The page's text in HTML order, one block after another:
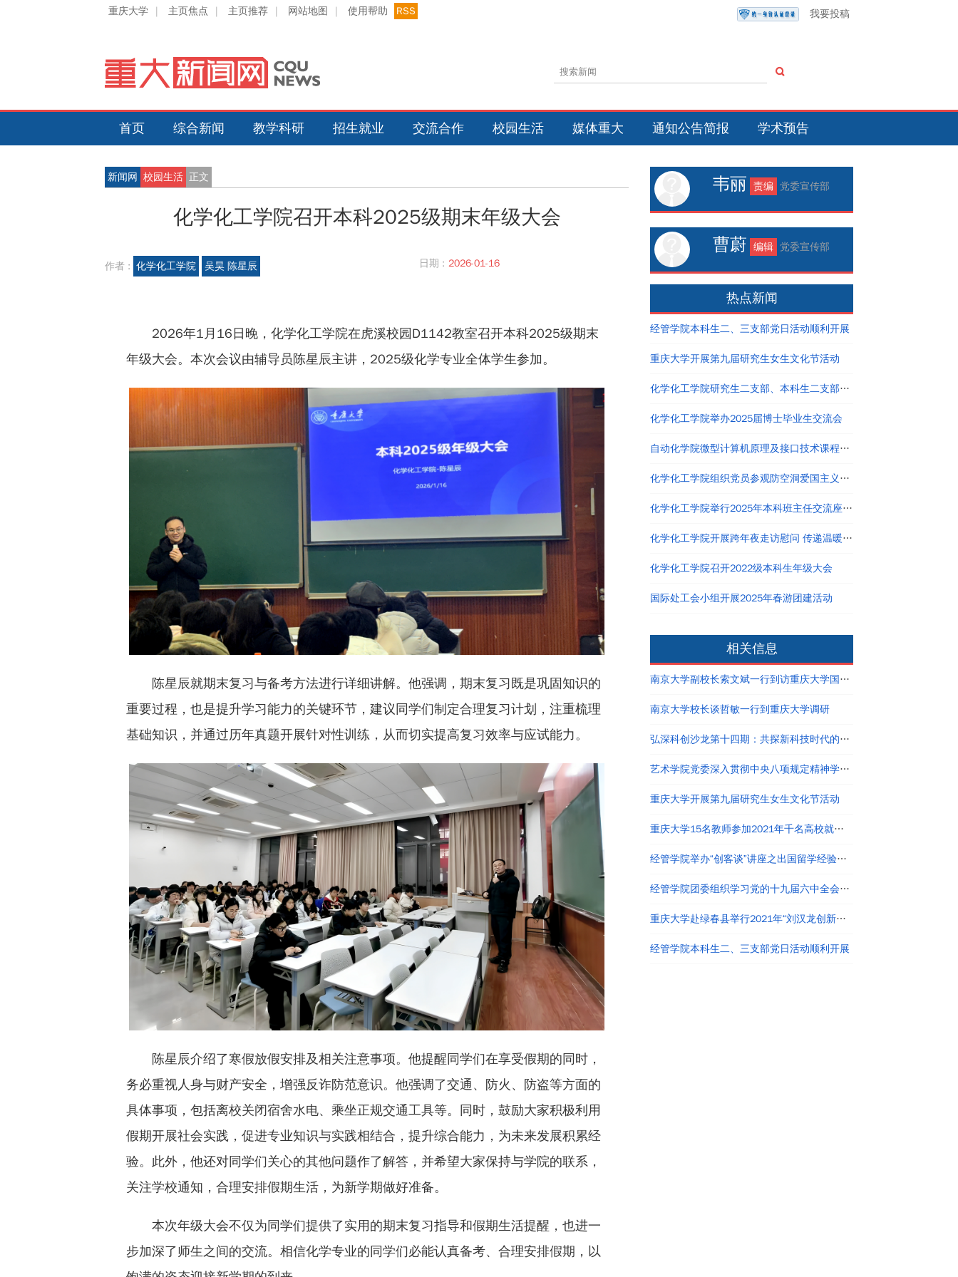
重庆大学 | 主页焦点 | 主页推荐 | 网站地图 | 使用帮助 RSS 我要投稿
首页 综合新闻 教学科研 招生就业 交流合作 校园生活 媒体重大 通知公告简报 学术预告
新闻网 校园生活 正文
化学化工学院召开本科2025级期末年级大会
作者 : 化学化工学院 吴昊 陈星辰 日期 : 2026-01-16
2026年1月16日晚，化学化工学院在虎溪校园D1142教室召开本科2025级期末
年级大会。本次会议由辅导员陈星辰主讲，2025级化学专业全体学生参加。
陈星辰就期末复习与备考方法进行详细讲解。他强调，期末复习既是巩固知识的
重要过程，也是提升学习能力的关键环节，建议同学们制定合理复习计划，注重梳理
基础知识，并通过历年真题开展针对性训练，从而切实提高复习效率与应试能力。
陈星辰介绍了寒假放假安排及相关注意事项。他提醒同学们在享受假期的同时，
务必重视人身与财产安全，增强反诈防范意识。他强调了交通、防火、防盗等方面的
具体事项，包括离校关闭宿舍水电、乘坐正规交通工具等。同时，鼓励大家积极利用
假期开展社会实践，促进专业知识与实践相结合，提升综合能力，为未来发展积累经
验。此外，他还对同学们关心的其他问题作了解答，并希望大家保持与学院的联系，
关注学校通知，合理安排假期生活，为新学期做好准备。
本次年级大会不仅为同学们提供了实用的期末复习指导和假期生活提醒，也进一
步加深了师生之间的交流。相信化学专业的同学们必能认真备考、合理安排假期，以
韦丽 责编 党委宣传部
曹蔚 编辑 党委宣传部
热点新闻
经管学院本科生二、三支部党日活动顺利开展
重庆大学开展第九届研究生女生文化节活动
化学化工学院研究生二支部、本科生二支部开展“党建领航，本研共进”主题党日活动
化学化工学院举办2025届博士毕业生交流会
自动化学院微型计算机原理及接口技术课程团队召开教学改革研讨会
化学化工学院组织党员参观防空洞爱国主义教育基地
化学化工学院举行2025年本科班主任交流座谈会
化学化工学院开展跨年夜走访慰问 传递温暖关怀与新岁祝福
化学化工学院召开2022级本科生年级大会
国际处工会小组开展2025年春游团建活动
相关信息
南京大学副校长索文斌一行到访重庆大学国家卓越工程师学院
南京大学校长谈哲敏一行到重庆大学调研
弘深科创沙龙第十四期：共探新科技时代的创新创业与职业发展
艺术学院党委深入贯彻中央八项规定精神学习教育读书班结业
重庆大学开展第九届研究生女生文化节活动
重庆大学15名教师参加2021年千名高校就业工作者专题培训
经管学院举办“创客谈”讲座之出国留学经验分享
经管学院团委组织学习党的十九届六中全会精神
重庆大学赴绿春县举行2021年“刘汉龙创新团队龙之梦”奖助学金颁发仪式
经管学院本科生二、三支部党日活动顺利开展